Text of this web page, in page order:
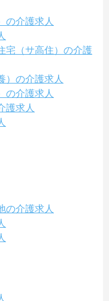
の介護求人
宅（サ高住）の介護
）の介護求人
の介護求人
護求人
の介護求人